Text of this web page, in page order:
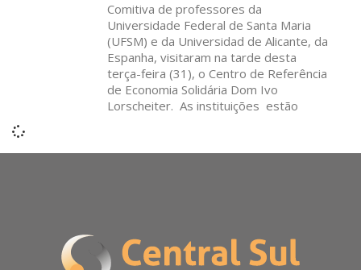
Comitiva de professores da
Universidade Federal de Santa Maria
(UFSM) e da Universidad de Alicante, da
Espanha, visitaram na tarde desta
terça-feira (31), o Centro de Referência
de Economia Solidária Dom Ivo
Lorscheiter. As instituições estão